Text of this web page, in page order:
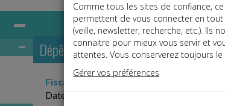
Dépêches
Fiscal TPE
Date: 2021-07-26
Comme tous les sites de confiance,
permettent de vous connecter en
(veille, newsletter, recherche, etc.). Ils
connaitre pour mieux vous servir et
attentes. Vous conserverez toujours
Gérer vos préférences